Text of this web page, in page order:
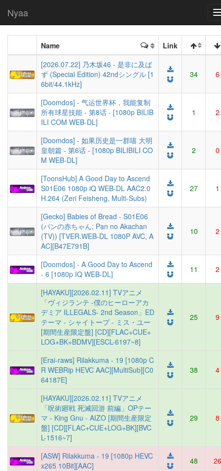
Nyaa
Name
Link
[2026.07.22] 乃木坂46 - 是非に及ば
ず (Special Edition) 42ndシングル [1
6bit/44.1kHz]
34 6
[Doomdos] - 气运世界杯，我能复制
所有球星技能 - 第8话 - [1080p BILIB
ILI COM WEB-DL]
1 2
[Doomdos] - 如果历史是一群喵 大明
皇朝篇 - 第6话 - [1080p BILIBILI CO
M WEB-DL]
2 0
[ToonsHub] A Good Day to Ascend
S01E06 1080p iQ WEB-DL AAC2.0
H.264 (Zeri Feisheng, Multi-Subs)
27 1
[Gecko] Babies of Bread - S01E06
(パンの赤ちゃん; Pan no Akachan
(TV)) [TVER.WEB-DL 1080P AVC, A
AC][B47E791B]
10 2
[Doomdos] - A Good Day to Ascend
- 6 [1080p IQ WEB-DL]
11 2
[HAYAKU][2026.02.11] TVアニメ
「ヴィジランテ -僕のヒーローアカ
デミア ILLEGALS- 2nd Season」ED
テーマ - シャイトープ - ミス・ユー
[期間生産限定盤] [CD][FLAC+CUE+
LOG+BK+BDMV][ESCL-6197~8]
25 9
[Erai-raws] Rilakkuma - 19 [1080p C
R WEBRip HEVC AAC][MultiSub][C0
64187E]
38 4
[HAYAKU][2026.02.11] TVアニメ
「呪術廻戦 死滅回游 前編」OPテー
マ - King Gnu - AIZO [期間生産限定
盤] [CD][FLAC+CUE+LOG+BK][BVC
L-1516~7]
29 8
[ASW] Rilakkuma - 19 [1080p HEVC
x265 10Bit][AAC]
48 26